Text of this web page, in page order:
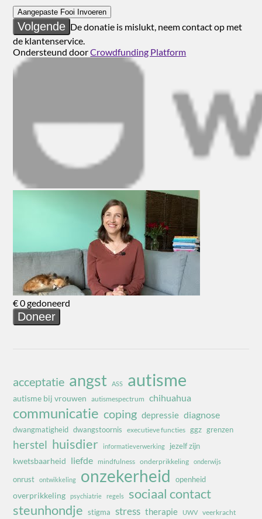
acceptatie angst ASS autisme
autisme bij vrouwen autismespectrum chihuahua
communicatie coping depressie diagnose
dwangmatigheid dwangstoornis executieve functies ggz grenzen
herstel huisdier informatieverwerking jezelf zijn
kwetsbaarheid liefde mindfulness onderprikkeling onderwijs
onrust ontwikkeling onzekerheid openheid
overprikkeling psychiatrie regels
sociaal contact
steunhondje stigma stress therapie UWV veerkracht